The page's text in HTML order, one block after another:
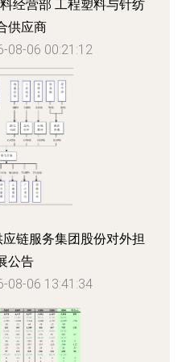
经营部 工程塑料与针纺
供应商
08-06 00:21:12
链服务集团股份对外担
公告
08-06 13:41:34